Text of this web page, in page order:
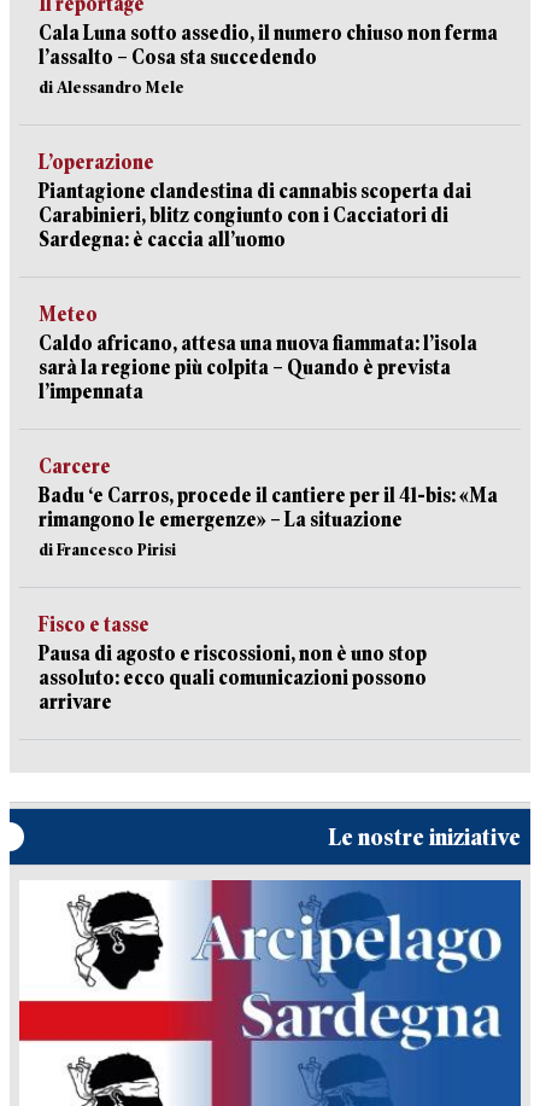
Cala Luna sotto assedio, il numero chiuso non ferma
l’assalto – Cosa sta succedendo
di Alessandro Mele
L’operazione
Piantagione clandestina di cannabis scoperta dai
Carabinieri, blitz congiunto con i Cacciatori di
Sardegna: è caccia all’uomo
Meteo
Caldo africano, attesa una nuova fiammata: l’isola
sarà la regione più colpita – Quando è prevista
l’impennata
Carcere
Badu ‘e Carros, procede il cantiere per il 41-bis: «Ma
rimangono le emergenze» – La situazione
di Francesco Pirisi
Fisco e tasse
Pausa di agosto e riscossioni, non è uno stop
assoluto: ecco quali comunicazioni possono
arrivare
Le nostre iniziative